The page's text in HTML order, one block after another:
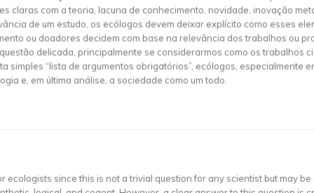
claras com a teoria, lacuna de conhecimento, novidade, inovação
de um estudo, os ecólogos devem deixar explícito como esses
ou doadores decidem com base na relevância dos trabalhos ou
delicada, principalmente se considerarmos como os trabalhos
simples “lista de argumentos obrigatórios”, ecólogos, especialmente
e, em última análise, a sociedade como um todo.
since this is not a trivial question for any scientist but may